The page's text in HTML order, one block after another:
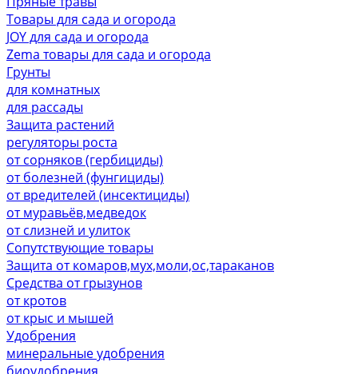
Товары для сада и огорода
JOY для сада и огорода
Zema товары для сада и огорода
Грунты
для комнатных
для рассады
Защита растений
регуляторы роста
от сорняков (гербициды)
от болезней (фунгициды)
от вредителей (инсектициды)
от муравьёв,медведок
от слизней и улиток
Сопутствующие товары
Защита от комаров,мух,моли,ос,тараканов
Средства от грызунов
от кротов
от крыс и мышей
Удобрения
минеральные удобрения